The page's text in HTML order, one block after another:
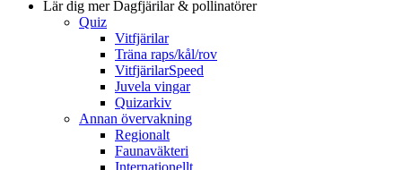
Lär dig merDagfjärilar & pollinatörer
Quiz
Vitfjärilar
Träna raps/kål/rov
VitfjärilarSpeed
Juvela vingar
Quizarkiv
Annan övervakning
Regionalt
Faunaväkteri
Internationellt